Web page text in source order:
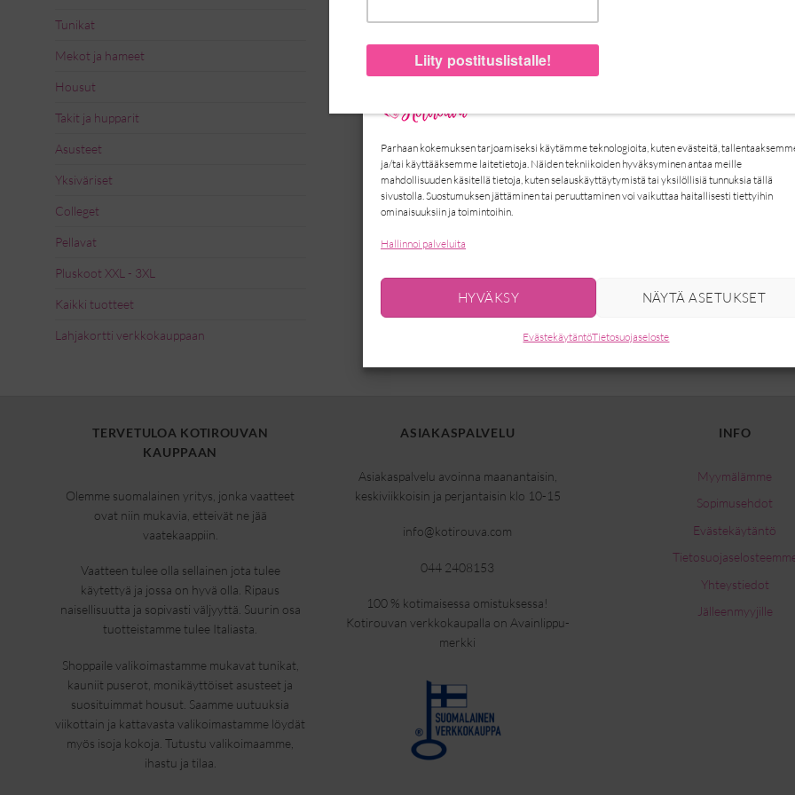
Parhaan kokemuksen tarjoamiseksi käytämme teknologioita, kuten evästeitä,
ja/tai käyttääksemme laitetietoja. Näiden tekniikoiden hyväksyminen antaa meille
mahdollisuuden käsitellä tietoja, kuten selauskäyttäytymistä tai yksilöllisiä tunnuksia tällä
sivustolla. Suostumuksen jättäminen tai peruuttaminen voi vaikuttaa haitallisesti tiettyihin
ominaisuuksiin ja toimintoihin.
Hallinnoi palveluita
HYVÄKSY NÄYTÄ ASETUKSET
EvästekäytäntöTietosuojaseloste
Tunikat
Mekot ja hameet
Housut
Takit ja hupparit
Asusteet
Yksiväriset
Colleget
Pellavat
Pluskoot XXL - 3XL
Kaikki tuotteet
Lahjakortti verkkokauppaan
TERVETULOA KOTIROUVAN
KAUPPAAN
Olemme suomalainen yritys, jonka vaatteet
ovat niin mukavia, etteivät ne jää
vaatekaappiin.
Vaatteen tulee olla sellainen jota tulee
käytettyä ja jossa on hyvä olla. Ripaus
naisellisuutta ja sopivasti väljyyttä. Suurin osa
tuotteistamme tulee Italiasta.
Shoppaile valikoimastamme mukavat tunikat,
kauniit puserot, monikäyttöiset asusteet ja
suosituimmat housut. Saamme uutuuksia
viikottain ja kattavasta valikoimastamme löydät
myös isoja kokoja. Tutustu valikoimaamme,
ihastu ja tilaa.
ASIAKASPALVELU
Asiakaspalvelu avoinna maanantaisin,
keskiviikkoisin ja perjantaisin klo 10-15
info@kotirouva.com
044 2408153
100 % kotimaisessa omistuksessa!
Kotirouvan verkkokaupalla on Avainlippu-
merkki
INFO
Myymälämme
Sopimusehdot
Evästekäytäntö
Yhteystiedot
Jälleenmyyjille